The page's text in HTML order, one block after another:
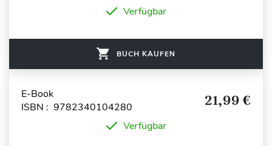
Verfügbar
BUCH KAUFEN
E-Book
ISBN : 9782340104280
21,99 €
Verfügbar